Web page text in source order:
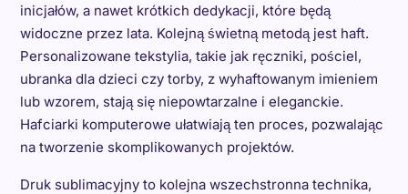
inicjałów, a nawet krótkich dedykacji, które będą
widoczne przez lata. Kolejną świetną metodą jest haft.
Personalizowane tekstylia, takie jak ręczniki, pościel,
ubranka dla dzieci czy torby, z wyhaftowanym imieniem
lub wzorem, stają się niepowtarzalne i eleganckie.
Hafciarki komputerowe ułatwiają ten proces, pozwalając
na tworzenie skomplikowanych projektów.
Druk sublimacyjny to kolejna wszechstronna technika,